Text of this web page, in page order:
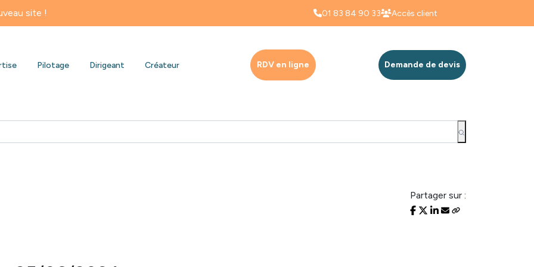
01 83 84 90 33 Accès client
Pilotage Dirigeant Créateur RDV en ligne Demande de devis
Partager sur :